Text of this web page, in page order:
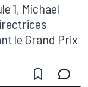
1, Michael
le Grand Prix